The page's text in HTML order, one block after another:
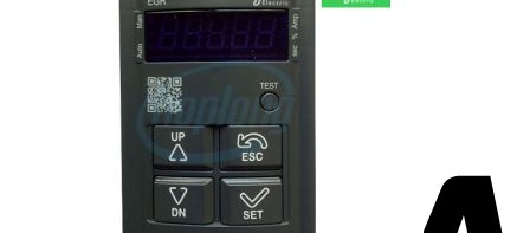
Giỏ hàng
Chưa có sản phẩm trong giỏ hàng.